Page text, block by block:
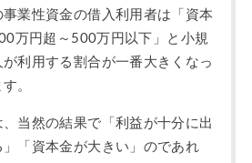
事業性資金の借入利用者は「資本
万円超～500万円以下」と小規
が利用する割合が一番大きくなっ
。
、当然の結果で「利益が十分に出
」「資本金が大きい」のであれ